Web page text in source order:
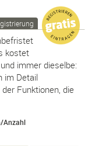
kostet
immer dieselbe:
im Detail
Funktionen, die
Anzahl